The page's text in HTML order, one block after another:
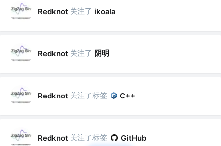
Redknot 关注了 ikoala
Redknot 关注了 阴明
Redknot 关注了标签 C++
Redknot 关注了标签 GitHub